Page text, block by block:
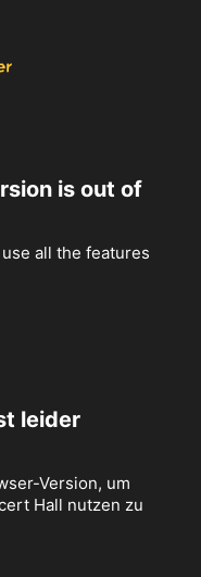
is out of
all the features
leider
Version, um
Hall nutzen zu